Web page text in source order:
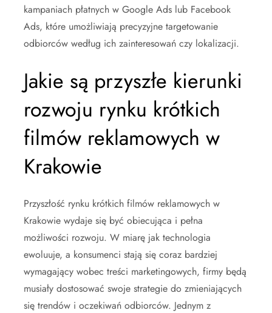
kampaniach płatnych w Google Ads lub Facebook
Ads, które umożliwiają precyzyjne targetowanie
odbiorców według ich zainteresowań czy lokalizacji.
Jakie są przyszłe kierunki
rozwoju rynku krótkich
filmów reklamowych w
Krakowie
Przyszłość rynku krótkich filmów reklamowych w
Krakowie wydaje się być obiecująca i pełna
możliwości rozwoju. W miarę jak technologia
ewoluuje, a konsumenci stają się coraz bardziej
wymagający wobec treści marketingowych, firmy będą
musiały dostosować swoje strategie do zmieniających
się trendów i oczekiwań odbiorców. Jednym z